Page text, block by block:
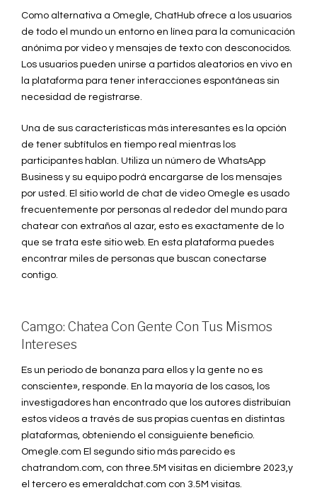
Como alternativa a Omegle, ChatHub ofrece a los usuarios
de todo el mundo un entorno en línea para la comunicación
anónima por video y mensajes de texto con desconocidos.
Los usuarios pueden unirse a partidos aleatorios en vivo en
la plataforma para tener interacciones espontáneas sin
necesidad de registrarse.
Una de sus características más interesantes es la opción
de tener subtítulos en tiempo real mientras los
participantes hablan. Utiliza un número de WhatsApp
Business y su equipo podrá encargarse de los mensajes
por usted. El sitio world de chat de video Omegle es usado
frecuentemente por personas al rededor del mundo para
chatear con extraños al azar, esto es exactamente de lo
que se trata este sitio web. En esta plataforma puedes
encontrar miles de personas que buscan conectarse
contigo.
Camgo: Chatea Con Gente Con Tus Mismos
Intereses
Es un periodo de bonanza para ellos y la gente no es
consciente», responde. En la mayoría de los casos, los
investigadores han encontrado que los autores distribuían
estos vídeos a través de sus propias cuentas en distintas
plataformas, obteniendo el consiguiente beneficio.
Omegle.com El segundo sitio más parecido es
chatrandom.com, con three.5M visitas en diciembre 2023,y
el tercero es emeraldchat.com con 3.5M visitas.